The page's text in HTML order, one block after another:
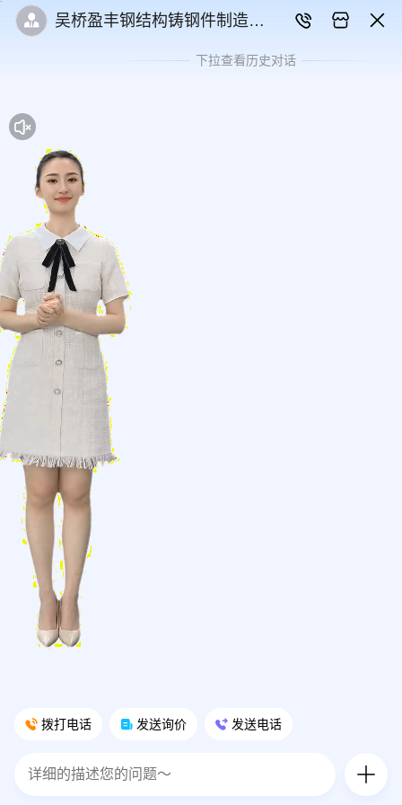
吴桥盈丰钢结构铸钢件制造有
下拉查看历史对话
拨打电话 发送询价 发送电话